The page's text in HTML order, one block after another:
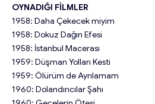
OYNADIĞI FİLMLER
1958: Daha Çekecek miyim
1958: Dokuz Dağın Efesi
1958: İstanbul Macerası
1959: Düşman Yolları Kesti
1959: Ölürüm de Ayrılamam
1960: Dolandırıcılar Şahı